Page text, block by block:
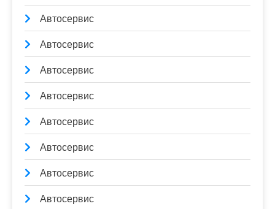
Автосервис
Автосервис
Автосервис
Автосервис
Автосервис
Автосервис
Автосервис
Автосервис